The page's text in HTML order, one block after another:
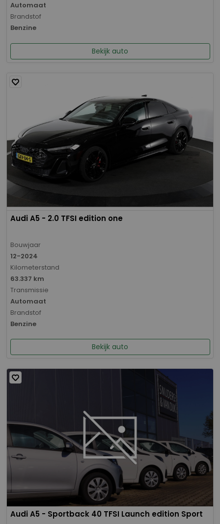
Automaat
Brandstof
Benzine
Bekijk auto
Audi A5 - 2.0 TFSI edition one
Bouwjaar
12-2024
Kilometerstand
63.337 km
Transmissie
Automaat
Brandstof
Benzine
Bekijk auto
Audi A5 - Sportback 40 TFSI Launch edition Sport